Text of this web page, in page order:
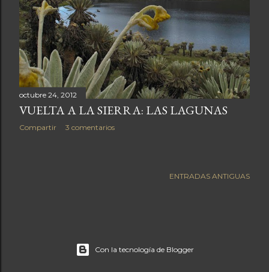
a
s
octubre 24, 2012
VUELTA A LA SIERRA: LAS LAGUNAS
Compartir 3 comentarios
ENTRADAS ANTIGUAS
Con la tecnología de Blogger